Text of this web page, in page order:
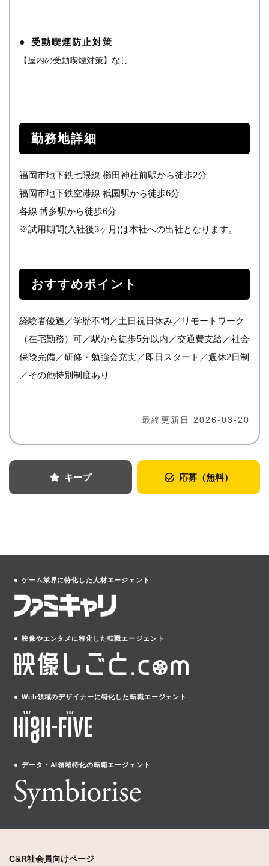
受動喫煙防止対策
【屋内の受動喫煙対策】なし
勤務地詳細
福岡市地下鉄七隈線 櫛田神社前駅から徒歩2分
福岡市地下鉄空港線 祇園駅から徒歩6分
各線 博多駅から徒歩6分
※試用期間(入社後3ヶ月)は本社への出社となります。
おすすめポイント
経験者優遇／学歴不問／土日祝日休み／リモートワーク
（在宅勤務）可／駅から徒歩5分以内／交通費支給／社会
保険完備／研修・勉強会充実／即日スタート／週休2日制
／その他特別制度あり
最終更新日 2026-03-20
キープ 応募（無料）
ゲーム業界に特化した人材エージェント
映像やエンタメに特化した転職エージェント
Web領域のデザイナーに特化した転職エージェント
データ・AI領域特化の転職エージェント
C&R社会員向けページ